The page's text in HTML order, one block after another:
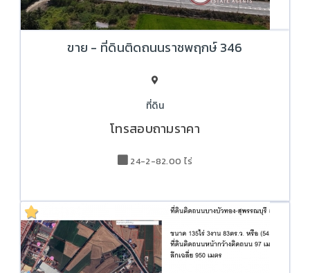
ขาย - ที่ดินติดถนนราชพฤกษ์ 346
ที่ดิน
โทรสอบถามราคา
24-2-82.00 ไร่